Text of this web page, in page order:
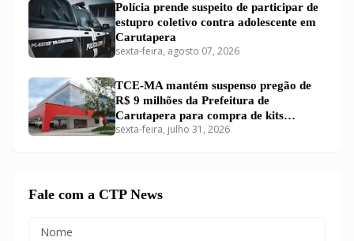
Polícia prende suspeito de participar de
estupro coletivo contra adolescente em
Carutapera
sexta-feira, agosto 07, 2026
TCE-MA mantém suspenso pregão de
R$ 9 milhões da Prefeitura de
Carutapera para compra de kits
educacionais
sexta-feira, julho 31, 2026
Fale com a CTP News